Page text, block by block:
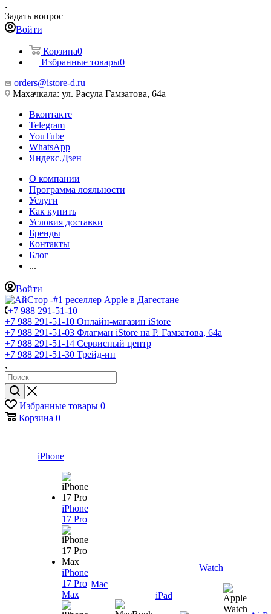
Задать вопрос
Войти
Корзина0
Избранные товары0
orders@istore-d.ru
Махачкала: ул. Расула Гамзатова, 64а
Вконтакте
Telegram
YouTube
WhatsApp
Яндекс.Дзен
О компании
Программа лояльности
Услуги
Как купить
Условия доставки
Бренды
Контакты
Блог
...
Войти
+7 988 291-51-10
+7 988 291-51-10 Онлайн-магазин iStore
+7 988 291-51-03 Флагман iStore на Р. Гамзатова, 64а
+7 988 291-51-14 Сервисный центр
+7 988 291-51-30 Трейд-ин
Избранные товары 0
Корзина 0
iPhone
iPhone
17 Pro
iPhone
17 Pro
Max
Mac
iPad
Watch